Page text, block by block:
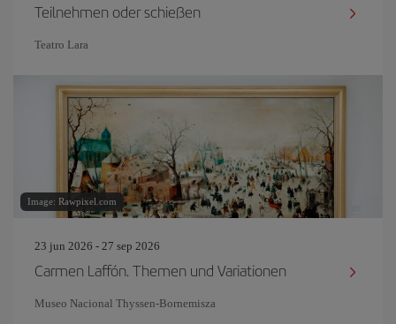
Teilnehmen oder schießen
Teatro Lara
Image: Rawpixel.com
23 jun 2026 - 27 sep 2026
Carmen Laffón. Themen und Variationen
Museo Nacional Thyssen-Bornemisza